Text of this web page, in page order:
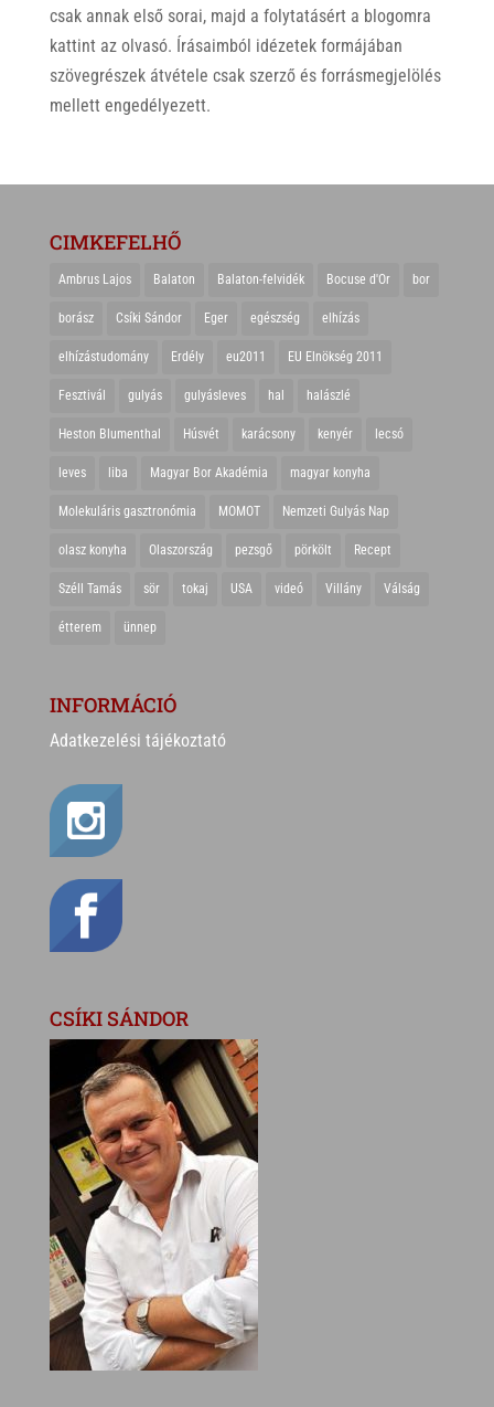
csak annak első sorai, majd a folytatásért a blogomra
kattint az olvasó. Írásaimból idézetek formájában
szövegrészek átvétele csak szerző és forrásmegjelölés
mellett engedélyezett.
CIMKEFELHŐ
Ambrus Lajos Balaton Balaton-felvidék Bocuse d'Or bor
borász Csíki Sándor Eger egészség elhízás
elhízástudomány Erdély eu2011 EU Elnökség 2011
Fesztivál gulyás gulyásleves hal halászlé
Heston Blumenthal Húsvét karácsony kenyér lecsó
leves liba Magyar Bor Akadémia magyar konyha
Molekuláris gasztronómia MOMOT Nemzeti Gulyás Nap
olasz konyha Olaszország pezsgő pörkölt Recept
Széll Tamás sör tokaj USA videó Villány Válság
étterem ünnep
INFORMÁCIÓ
Adatkezelési tájékoztató
CSÍKI SÁNDOR